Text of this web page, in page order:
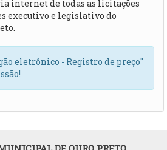
internet de todas as licitações
executivo e legislativo do
eletrônico - Registro de preço"